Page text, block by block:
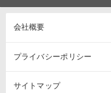
会社概要
プライバシーポリシー
サイトマップ